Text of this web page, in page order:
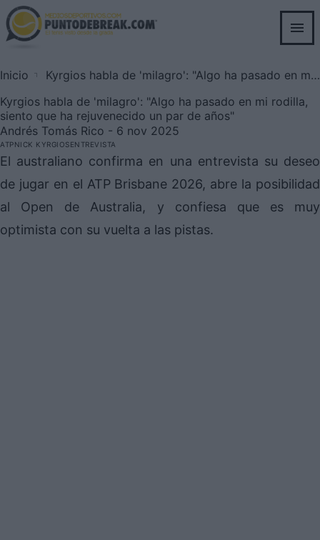
Skip
to
main
Breadcrumb
Inicio
Kyrgios habla de 'milagro': "Algo ha pasado en mi rodilla, siento que ha rejuvenecido un par de años"
Kyrgios habla de 'milagro': "Algo ha pasado en mi rodilla,
siento que ha rejuvenecido un par de años"
Andrés Tomás Rico - 6 nov 2025
ATPNICK KYRGIOSENTREVISTA
El australiano confirma en una entrevista su deseo
de jugar en el ATP Brisbane 2026, abre la posibilidad
al Open de Australia, y confiesa que es muy
optimista con su vuelta a las pistas.